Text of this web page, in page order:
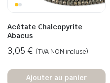
Acétate Chalcopyrite
Abacus
3,05 € (TVA NON incluse)
Ajouter au panier